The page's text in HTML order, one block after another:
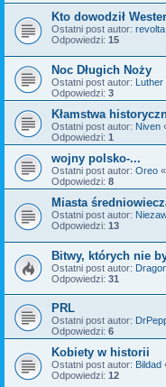
Kto dowodził
Ostatni post autor: revolta
Odpowiedzi: 15
Noc Długich Noży
Ostatni post autor: Luther
Odpowiedzi: 3
Kłamstwa
Ostatni post autor: Niven
Odpowiedzi: 1
wojny polsko-...
Ostatni post autor: Oreo «
Odpowiedzi: 8
Miasta
Ostatni post autor:
Odpowiedzi: 13
Bitwy, których nie
Ostatni post autor:
Odpowiedzi: 31
PRL
Ostatni post autor:
Odpowiedzi: 6
Kobiety w historii
Ostatni post autor: Bildad
Odpowiedzi: 12